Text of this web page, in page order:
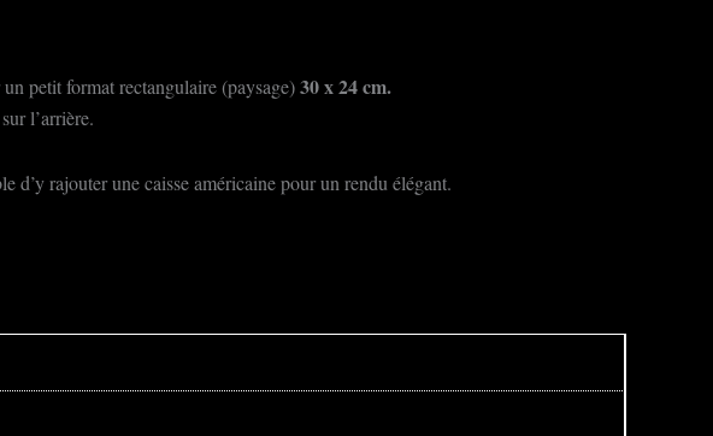
un petit format rectangulaire (paysage)30 x 24 cm.
l’arrière.
d’y rajouter une caisse américaine pour un rendu élégant.